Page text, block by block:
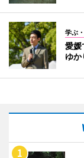
学ぶ
愛
ゆか